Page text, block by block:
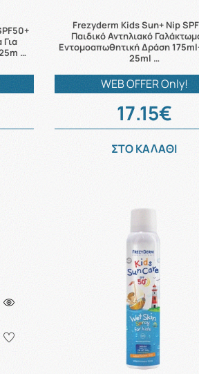
Για
…
Frezyderm Kids Sun+ Nip
Παιδικό Αντηλιακό
Εντομοαπωθητική Δράση
25ml …
WEB OFFER Only!
17.15€
ΣΤΟ ΚΑΛΑΘΙ